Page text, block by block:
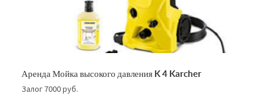
Аренда Мойка высокого давления K 4 Karcher
Залог 7000 руб.